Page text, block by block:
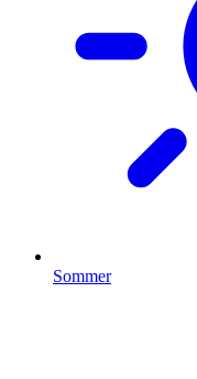
Sommer